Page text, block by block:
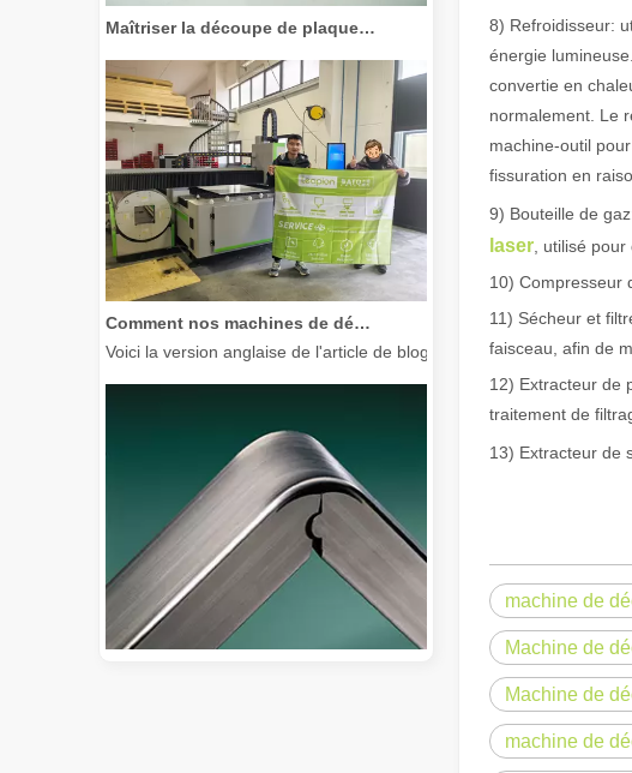
Maîtriser la découpe de plaques épaisses : comment les machines de découpe laser à fibre révolutionnent la fabrication
Comment nos machines de découpe laser renforcent la fabrication mexicaine
Guide 2026 : Comment les machines de découpe de tubes au
8) Refroidisseur:
énergie
convertie en
normalement. Le
machine-outil
fissuration en
9) Bouteille de
laser , utilisé
10) Compresseur
11) Sécheur et
faisceau, afin de
12) Extracteur de
traitement de
13) Extracteur de
machine de
Machine de
Machine de
machine de